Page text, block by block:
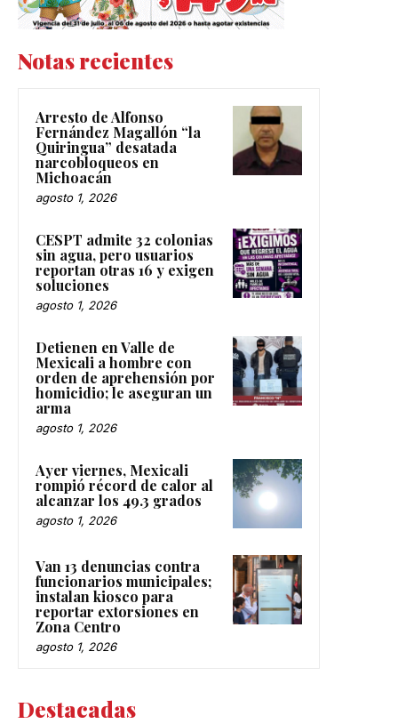
Notas recientes
Arresto de Alfonso
Fernández Magallón “la
Quiringua” desatada
narcobloqueos en
Michoacán
agosto 1, 2026
CESPT admite 32 colonias
sin agua, pero usuarios
reportan otras 16 y exigen
soluciones
agosto 1, 2026
Detienen en Valle de
Mexicali a hombre con
orden de aprehensión por
homicidio; le aseguran un
arma
agosto 1, 2026
Ayer viernes, Mexicali
rompió récord de calor al
alcanzar los 49.3 grados
agosto 1, 2026
Van 13 denuncias contra
funcionarios municipales;
instalan kiosco para
reportar extorsiones en
Zona Centro
agosto 1, 2026
Destacadas